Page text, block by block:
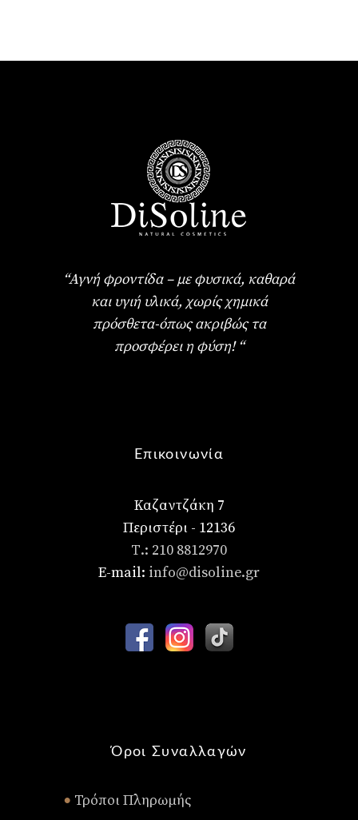
“Αγνή φροντίδα – με φυσικά, καθαρά
και υγιή υλικά, χωρίς χημικά
πρόσθετα-όπως ακριβώς τα
προσφέρει η φύση! “
Επικοινωνία
Καζαντζάκη 7
Περιστέρι - 12136
Τ.: 210 8812970
E-mail: info@disoline.gr
Όροι Συναλλαγών
• Τρόποι Πληρωμής